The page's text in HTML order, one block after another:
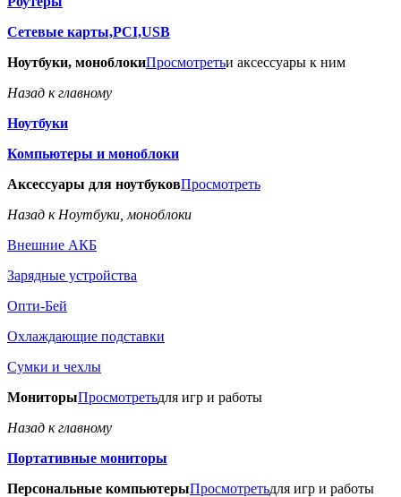
Сетевые карты,PCI,USB
Ноутбуки, моноблокиПросмотретьи аксессуары к ним
Назад к главному
Ноутбуки
Компьютеры и моноблоки
Аксессуары для ноутбуковПросмотреть
Назад к Ноутбуки, моноблоки
Внешние АКБ
Зарядные устройства
Опти-Бей
Охлаждающие подставки
Сумки и чехлы
МониторыПросмотретьдля игр и работы
Назад к главному
Портативные мониторы
Персональные компьютерыПросмотретьдля игр и работы